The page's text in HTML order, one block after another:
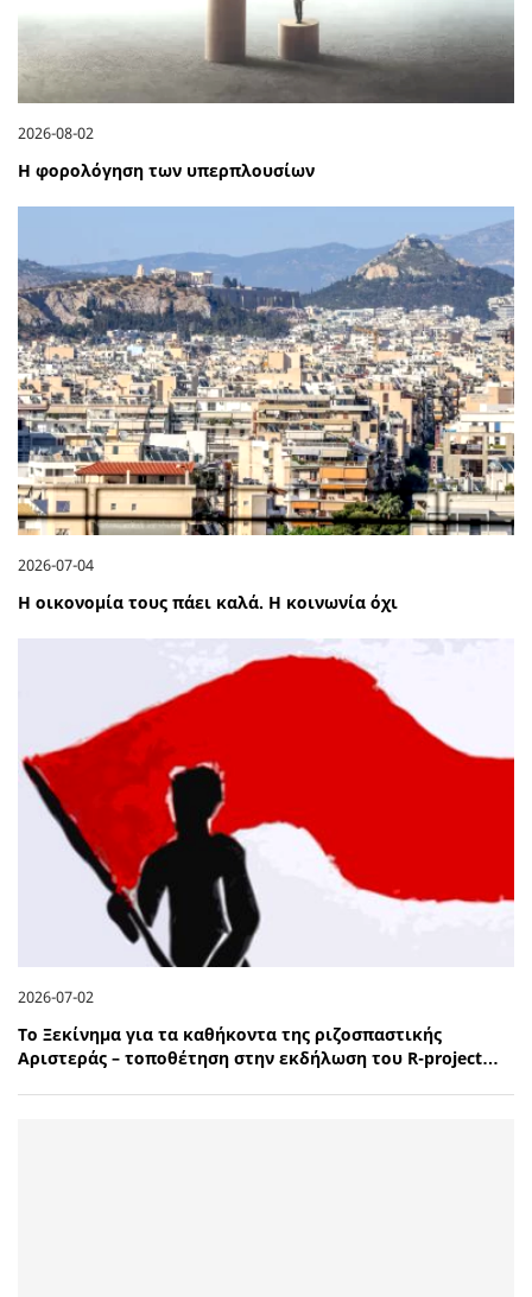
2026-08-02
Η φορολόγηση των υπερπλουσίων
2026-07-04
Η οικονομία τους πάει καλά. Η κοινωνία όχι
2026-07-02
Το Ξεκίνημα για τα καθήκοντα της ριζοσπαστικής
Αριστεράς – τοποθέτηση στην εκδήλωση του R-project…